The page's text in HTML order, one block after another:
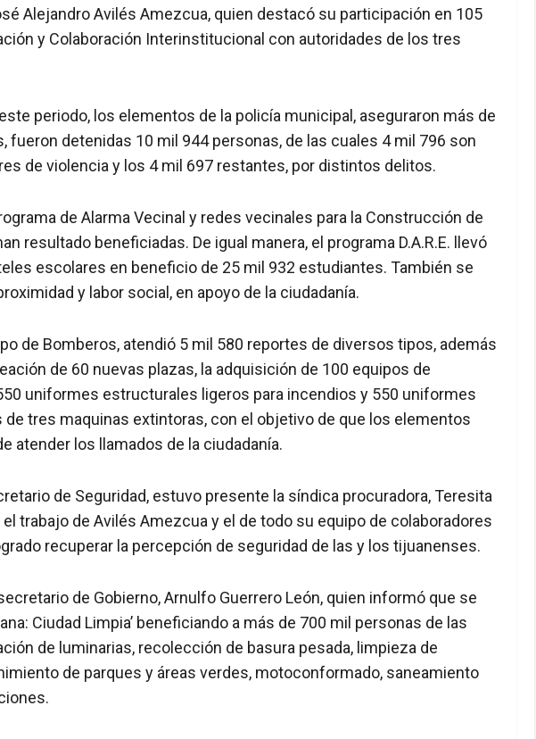
Alejandro Avilés Amezcua, quien destacó su participación en 105
y Colaboración Interinstitucional con autoridades de los tres
periodo, los elementos de la policía municipal, aseguraron más de
fueron detenidas 10 mil 944 personas, de las cuales 4 mil 796 son
de violencia y los 4 mil 697 restantes, por distintos delitos.
de Alarma Vecinal y redes vecinales para la Construcción de
resultado beneficiadas. De igual manera, el programa D.A.R.E. llevó
escolares en beneficio de 25 mil 932 estudiantes. También se
y labor social, en apoyo de la ciudadanía.
de Bomberos, atendió 5 mil 580 reportes de diversos tipos, además
de 60 nuevas plazas, la adquisición de 100 equipos de
uniformes estructurales ligeros para incendios y 550 uniformes
de tres maquinas extintoras, con el objetivo de que los elementos
atender los llamados de la ciudadanía.
de Seguridad, estuvo presente la síndica procuradora, Teresita
trabajo de Avilés Amezcua y el de todo su equipo de colaboradores
recuperar la percepción de seguridad de las y los tijuanenses.
de Gobierno, Arnulfo Guerrero León, quien informó que se
Ciudad Limpia’ beneficiando a más de 700 mil personas de las
de luminarias, recolección de basura pesada, limpieza de
de parques y áreas verdes, motoconformado, saneamiento